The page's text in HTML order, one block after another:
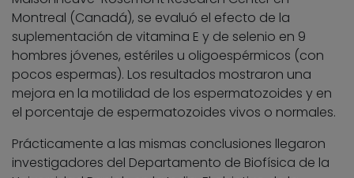
Montreal (Canadá), se evaluó el efecto de la
suplementación de vitamina E y de selenio en 9
hombres jóvenes, estériles u oligoespérmicos (con
pocos espermas). Los resultados mostraron una
mejora en la motilidad de los espermatozoides y en
el porcentaje de espermatozoides vivos o normales.
Prácticamente a las mismas conclusiones llegaron
investigadores del Departamento de Biofísica de la